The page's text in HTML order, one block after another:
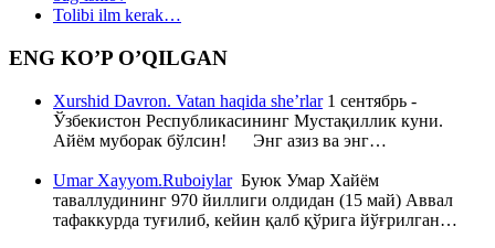
Tolibi ilm kerak…
ENG KO’P O’QILGAN
Xurshid Davron. Vatan haqida she’rlar1 сентябрь -
Ўзбекистон Республикасининг Мустақиллик куни.
Айём муборак бўлсин! Энг азиз ва энг…
Umar Xayyom.RuboiylarБуюк Умар Хайём
таваллудининг 970 йиллиги олдидан (15 май) Аввал
тафаккурда туғилиб, кейин қалб қўрига йўғрилган…